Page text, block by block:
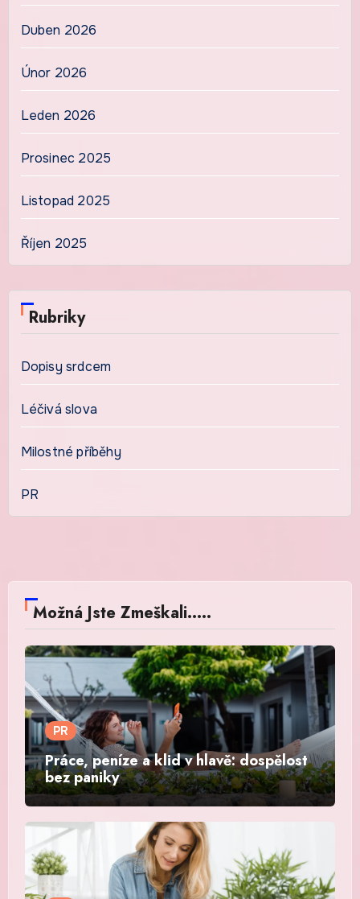
Duben 2026
Únor 2026
Leden 2026
Prosinec 2025
Listopad 2025
Říjen 2025
Rubriky
Dopisy srdcem
Léčivá slova
Milostné příběhy
PR
Možná Jste Zmeškali.....
PR
Práce, peníze a klid v hlavě: dospělost
bez paniky